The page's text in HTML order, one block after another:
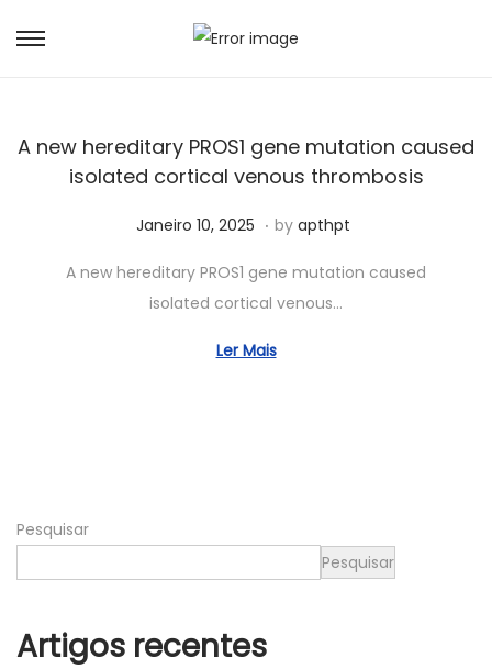
A new hereditary PROS1 gene mutation caused
isolated cortical venous thrombosis
Posted on
Janeiro 10, 2025 A
r
i
l
. by apthpt
A new hereditary PROS1 gene mutation caused
isolated cortical venous…
Ler Mais
Pesquisar
Pesquisar
Artigos recentes